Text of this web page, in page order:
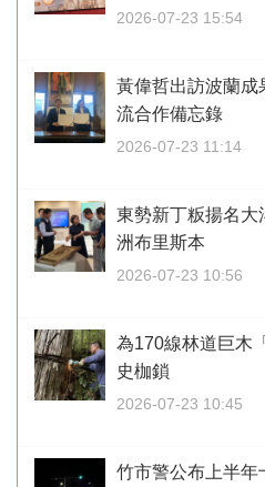
2026-07-23 15:54
黃偉哲出訪波蘭
流合作備忘錄
2026-07-23 11:14
東勢新丁粄揚名
洲布里斯本
2026-07-23 10:56
為170線林道巨木
史枷鎖
2026-07-23 10:45
竹市警公布上半